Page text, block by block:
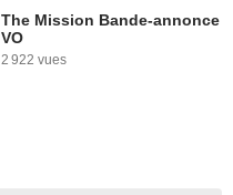
The Mission Bande-annonce
VO
2 922 vues